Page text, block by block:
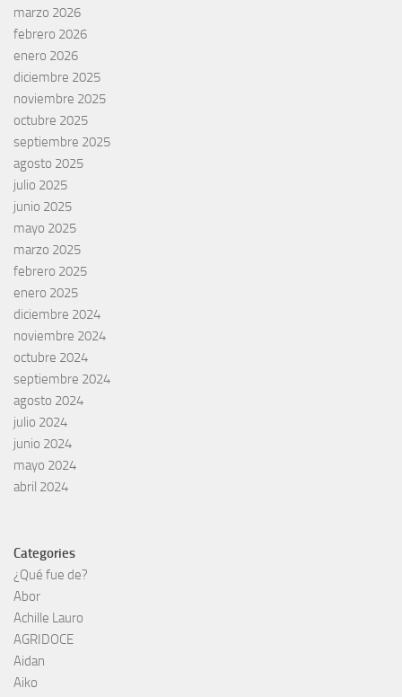
marzo 2026
febrero 2026
enero 2026
diciembre 2025
noviembre 2025
octubre 2025
septiembre 2025
agosto 2025
julio 2025
junio 2025
mayo 2025
marzo 2025
febrero 2025
enero 2025
diciembre 2024
noviembre 2024
octubre 2024
septiembre 2024
agosto 2024
julio 2024
junio 2024
mayo 2024
abril 2024
Categories
¿Qué fue de?
Abor
Achille Lauro
AGRIDOCE
Aidan
Aiko